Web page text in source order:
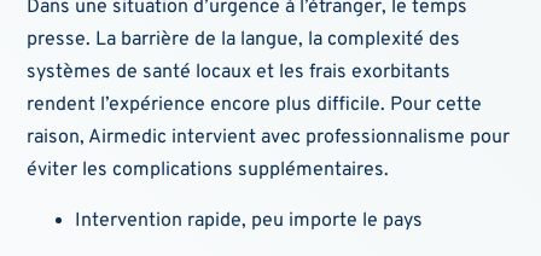
Dans une situation d’urgence à l’étranger, le temps
presse. La barrière de la langue, la complexité des
systèmes de santé locaux et les frais exorbitants
rendent l’expérience encore plus difficile. Pour cette
raison, Airmedic intervient avec professionnalisme pour
éviter les complications supplémentaires.
Intervention rapide, peu importe le pays